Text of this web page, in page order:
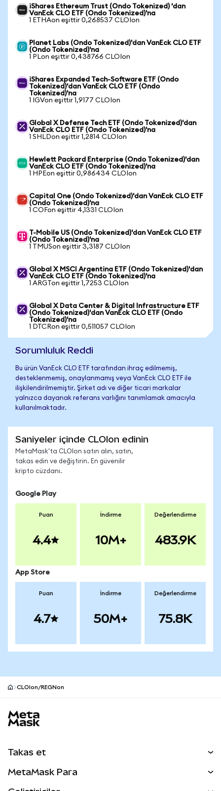
iShares Ethereum Trust (Ondo Tokenized) 'dan
VanEck CLO ETF (Ondo Tokenized)'na
1 ETHAon eşittir 0,268537 CLOIon
Planet Labs (Ondo Tokenized)'dan VanEck CLO ETF
(Ondo Tokenized)'na
1 PLon eşittir 0,438766 CLOIon
iShares Expanded Tech-Software ETF (Ondo
Tokenized)'dan VanEck CLO ETF (Ondo
Tokenized)'na
1 IGVon eşittir 1,9177 CLOIon
Global X Defense Tech ETF (Ondo Tokenized)'dan
VanEck CLO ETF (Ondo Tokenized)'na
1 SHLDon eşittir 1,2814 CLOIon
Hewlett Packard Enterprise (Ondo Tokenized)'dan
VanEck CLO ETF (Ondo Tokenized)'na
1 HPEon eşittir 0,986434 CLOIon
Capital One (Ondo Tokenized)'dan VanEck CLO ETF
(Ondo Tokenized)'na
1 COFon eşittir 4,1331 CLOIon
T-Mobile US (Ondo Tokenized)'dan VanEck CLO ETF
(Ondo Tokenized)'na
1 TMUSon eşittir 3,3187 CLOIon
Global X MSCI Argentina ETF (Ondo Tokenized)'dan
VanEck CLO ETF (Ondo Tokenized)'na
1 ARGTon eşittir 1,7253 CLOIon
Global X Data Center & Digital Infrastructure ETF
(Ondo Tokenized)'dan VanEck CLO ETF (Ondo
Tokenized)'na
1 DTCRon eşittir 0,511057 CLOIon
Sorumluluk Reddi
Bu ürün VanEck CLO ETF tarafından ihraç edilmemiş,
desteklenmemiş, onaylanmamış veya VanEck CLO ETF ile
ilişkilendirilmemiştir. Şirket adı ve diğer ticari markalar
yalnızca dayanak referans varlığını tanımlamak amacıyla
kullanılmaktadır.
Saniyeler içinde CLOIon edinin
MetaMask'ta CLOIon satın alın, satın,
takas edin ve değiştirin. En güvenilir
kripto cüzdanı.
Google Play
Puan
4.4
İndirme
10M+
Değerlendirme
483.9K
App Store
Puan
4.7
İndirme
50M+
Değerlendirme
75.8K
CLOIon/REGNon
Takas et
MetaMask Para